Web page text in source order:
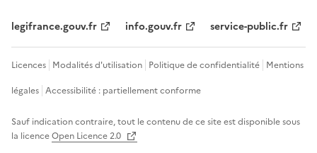
legifrance.gouv.fr info.gouv.fr service-public.fr
Licences Modalités d'utilisation Politique de confidentialité Mentions
légales Accessibilité : partiellement conforme
Sauf indication contraire, tout le contenu de ce site est disponible sous
la licenceOpen Licence 2.0